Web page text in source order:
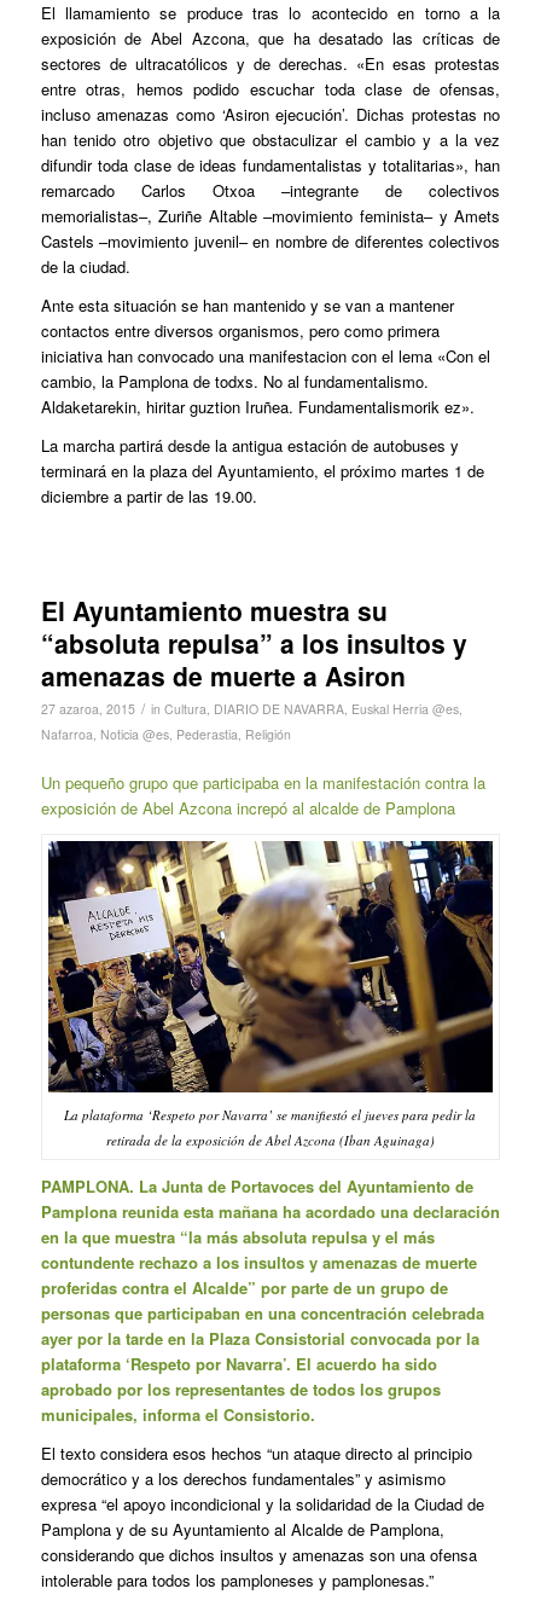
El llamamiento se produce tras lo acontecido en torno a la
exposición de Abel Azcona, que ha desatado las críticas de
sectores de ultracatólicos y de derechas. «En esas protestas
entre otras, hemos podido escuchar toda clase de ofensas,
incluso amenazas como ‘Asiron ejecución’. Dichas protestas no
han tenido otro objetivo que obstaculizar el cambio y a la vez
difundir toda clase de ideas fundamentalistas y totalitarias», han
remarcado Carlos Otxoa –integrante de colectivos
memorialistas–, Zuriñe Altable –movimiento feminista– y Amets
Castels –movimiento juvenil– en nombre de diferentes colectivos
de la ciudad.
Ante esta situación se han mantenido y se van a mantener
contactos entre diversos organismos, pero como primera
iniciativa han convocado una manifestacion con el lema «Con el
cambio, la Pamplona de todxs. No al fundamentalismo.
Aldaketarekin, hiritar guztion Iruñea. Fundamentalismorik ez».
La marcha partirá desde la antigua estación de autobuses y
terminará en la plaza del Ayuntamiento, el próximo martes 1 de
diciembre a partir de las 19.00.
El Ayuntamiento muestra su
“absoluta repulsa” a los insultos y
amenazas de muerte a Asiron
27 azaroa, 2015 / in Cultura, DIARIO DE NAVARRA, Euskal Herria @es,
Nafarroa, Noticia @es, Pederastia, Religión
Un pequeño grupo que participaba en la manifestación contra la
exposición de Abel Azcona increpó al alcalde de Pamplona
La plataforma ‘Respeto por Navarra’ se manifiestó el jueves para pedir la
retirada de la exposición de Abel Azcona (Iban Aguinaga)
PAMPLONA. La Junta de Portavoces del Ayuntamiento de
Pamplona reunida esta mañana ha acordado una declaración
en la que muestra “la más absoluta repulsa y el más
contundente rechazo a losinsultos y amenazas de muerte
proferidas contra el Alcalde” por parte de un grupo de
personas que participaban en una concentración celebrada
ayer por la tarde en la Plaza Consistorial convocada por la
plataforma ‘Respeto por Navarra’. El acuerdo ha sido
aprobado por los representantes de todos los grupos
municipales, informa el Consistorio.
El texto considera esos hechos “un ataque directo al principio
democrático y a los derechos fundamentales” y asimismo
expresa “el apoyo incondicional y la solidaridad de la Ciudad de
Pamplona y de su Ayuntamiento al Alcalde de Pamplona,
considerando que dichos insultos y amenazas son una ofensa
intolerable para todos los pamploneses y pamplonesas.”